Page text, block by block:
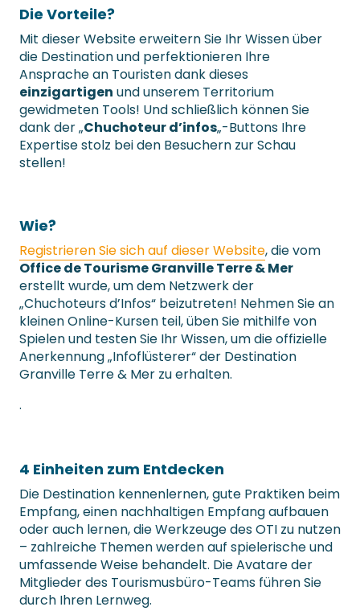
Die Vorteile?
Mit dieser Website erweitern Sie Ihr Wissen über
die Destination und perfektionieren Ihre
Ansprache an Touristen dank dieses
einzigartigen und unserem Territorium
gewidmeten Tools! Und schließlich können Sie
dank der „Chuchoteur d’infos„-Buttons Ihre
Expertise stolz bei den Besuchern zur Schau
stellen!
Wie?
Registrieren Sie sich auf dieser Website, die vom
Office de Tourisme Granville Terre & Mer
erstellt wurde, um dem Netzwerk der
„Chuchoteurs d’Infos“ beizutreten! Nehmen Sie an
kleinen Online-Kursen teil, üben Sie mithilfe von
Spielen und testen Sie Ihr Wissen, um die offizielle
Anerkennung „Infoflüsterer“ der Destination
Granville Terre & Mer zu erhalten.
.
4 Einheiten zum Entdecken
Die Destination kennenlernen, gute Praktiken beim
Empfang, einen nachhaltigen Empfang aufbauen
oder auch lernen, die Werkzeuge des OTI zu nutzen
– zahlreiche Themen werden auf spielerische und
umfassende Weise behandelt. Die Avatare der
Mitglieder des Tourismusbüro-Teams führen Sie
durch Ihren Lernweg.